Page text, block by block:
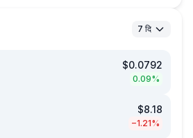
7 दि
$0.0792
0.09%
$8.18
−1.21%